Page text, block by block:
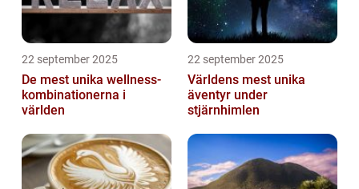
22 september 2025
De mest unika wellness-
kombinationerna i
världen
22 september 2025
Världens mest unika
äventyr under
stjärnhimlen